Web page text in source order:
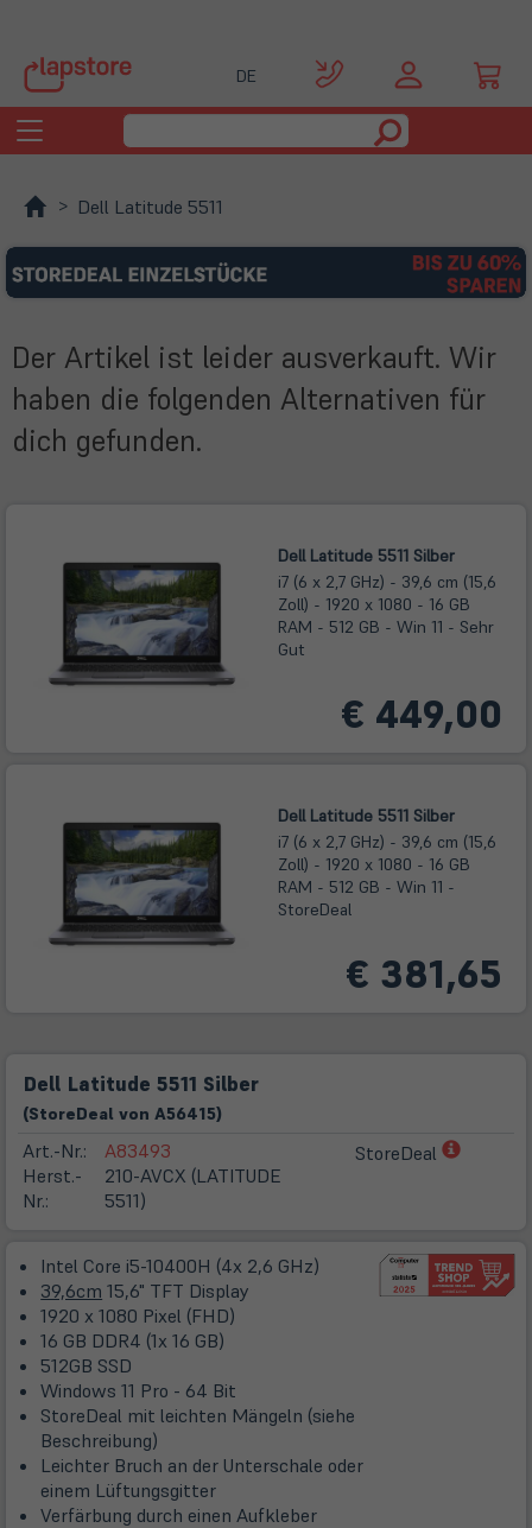
DE
Toggle
navigation
Dell Latitude 5511
Der Artikel ist leider ausverkauft. Wir
haben die folgenden Alternativen für
dich gefunden.
Dell Latitude 5511 Silber
i7 (6 x 2,7 GHz) - 39,6 cm (15,6
Zoll) - 1920 x 1080 - 16 GB
RAM - 512 GB - Win 11 - Sehr
Gut
€ 449,00
Dell Latitude 5511 Silber
i7 (6 x 2,7 GHz) - 39,6 cm (15,6
Zoll) - 1920 x 1080 - 16 GB
RAM - 512 GB - Win 11 -
StoreDeal
€ 381,65
Dell Latitude 5511 Silber
(StoreDeal von A56415)
Art.-Nr.:
Herst.-
Nr.:
A83493
210-AVCX (LATITUDE
5511)
StoreDeal
(öffnet
Intel Core i5-10400H (4x 2,6 GHz)
39,6cm 15,6" TFT Display
1920 x 1080 Pixel (FHD)
16 GB DDR4 (1x 16 GB)
512GB SSD
Windows 11 Pro - 64 Bit
StoreDeal mit leichten Mängeln (siehe
Beschreibung)
Leichter Bruch an der Unterschale oder
einem Lüftungsgitter
Verfärbung durch einen Aufkleber